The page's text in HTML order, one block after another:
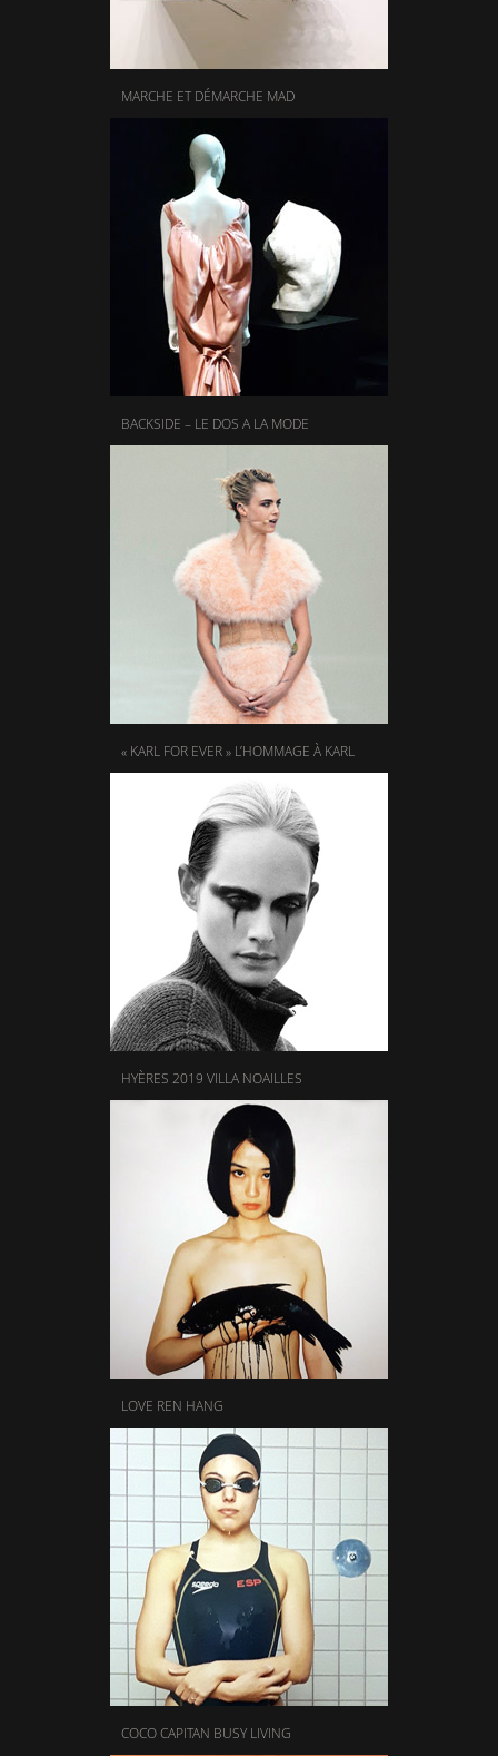
MARCHE ET DÉMARCHE MAD
BACKSIDE – LE DOS A LA MODE
« KARL FOR EVER » L’HOMMAGE À KARL
HYÈRES 2019 VILLA NOAILLES
LOVE REN HANG
COCO CAPITAN BUSY LIVING